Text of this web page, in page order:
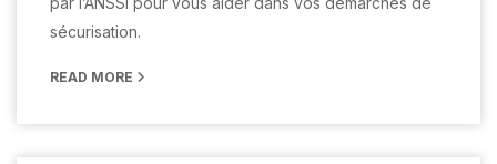
sécurisation.
READ MORE